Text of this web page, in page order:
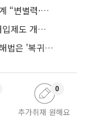
수능 절대평가·서논술형 공론화⋯입시업계 “변별력·사교육 대책 먼저”
국교위, 국가교육발전계획 10월 공개⋯대입제도 개편 공론화 추진
"육아휴직만으론 한계"⋯여성 경력유지 해법은 '복귀 후 유연근무’
추가취재 원해요
0